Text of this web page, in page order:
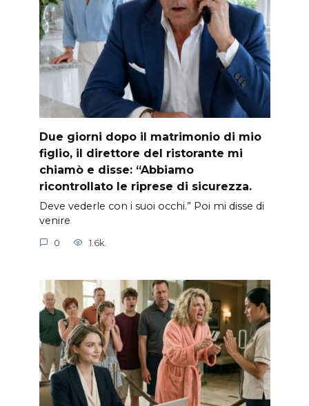
Due giorni dopo il matrimonio di mio
figlio, il direttore del ristorante mi
chiamò e disse: “Abbiamo
ricontrollato le riprese di sicurezza.
Deve vederle con i suoi occhi.” Poi mi disse di
venire
0 1.6k.